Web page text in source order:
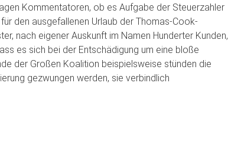
Kommentatoren, ob es Aufgabe der Steuerzahler
den ausgefallenen Urlaub der Thomas-Cook-
nach eigener Auskunft im Namen Hunderter Kunden,
es sich bei der Entschädigung um eine bloße
der Großen Koalition beispielsweise stünden die
gezwungen werden, sie verbindlich